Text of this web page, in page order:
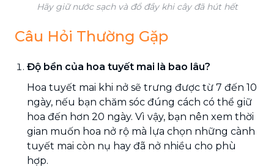
Hãy giữ nước sạch và đổ đầy khi cây đã hút hết
Câu Hỏi Thường Gặp
Độ bền của hoa tuyết mai là bao lâu?
Hoa tuyết mai khi nở sẽ trưng được từ 7 đến 10
ngày, nếu bạn chăm sóc đúng cách có thể giữ
hoa đến hơn 20 ngày. Vì vậy, bạn nên xem thời
gian muốn hoa nở rộ mà lựa chọn những cành
tuyết mai còn nụ hay đã nở nhiều cho phù
hợp.